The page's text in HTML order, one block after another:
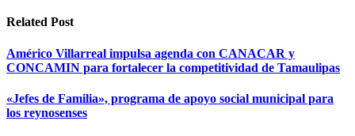
Related Post
Américo Villarreal impulsa agenda con CANACAR y
CONCAMIN para fortalecer la competitividad de Tamaulipas
«Jefes de Familia», programa de apoyo social municipal para
los reynosenses